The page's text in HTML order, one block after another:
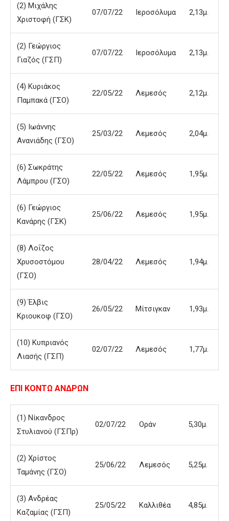
(2) Μιχάλης
Χριστοφή (ΓΣΚ)
07/07/22 Ιεροσόλυμα 2,13μ.
(2) Γεώργιος
Γιαζός (ΓΣΠ)
07/07/22 Ιεροσόλυμα 2,13μ.
(4) Κυριάκος
Παμπακά (ΓΣΟ)
22/05/22 Λεμεσός 2,12μ.
(5) Ιωάννης
Ανανιάδης (ΓΣΟ)
25/03/22 Λεμεσός 2,04μ.
(6) Σωκράτης
Λάμπρου (ΓΣΟ)
22/05/22 Λεμεσός 1,95μ.
(6) Γεώργιος
Κανάρης (ΓΣΚ)
25/06/22 Λεμεσός 1,95μ.
(8) Λοΐζος
Χρυσοστόμου
(ΓΣΟ)
28/04/22 Λεμεσός 1,94μ.
(9) Έλβις
Κριουκοφ (ΓΣΟ)
26/05/22 Μίτσιγκαν 1,93μ.
(10) Κυπριανός
Λιασής (ΓΣΠ)
02/07/22 Λεμεσός 1,77μ.
ΕΠΙ ΚΟΝΤΩ ΑΝΔΡΩΝ
(1) Νίκανδρος
Στυλιανού (ΓΣΠρ)
02/07/22 Οράν 5,30μ.
(2) Χρίστος
Ταμάνης (ΓΣΟ)
25/06/22 Λεμεσός 5,25μ.
(3) Ανδρέας
Καζαμίας (ΓΣΠ)
25/05/22 Καλλιθέα 4,85μ.